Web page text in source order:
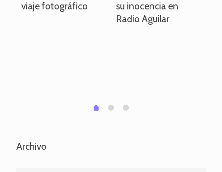
viaje fotográfico
su inocencia en
Radio Aguilar
0 1 2
Archivo